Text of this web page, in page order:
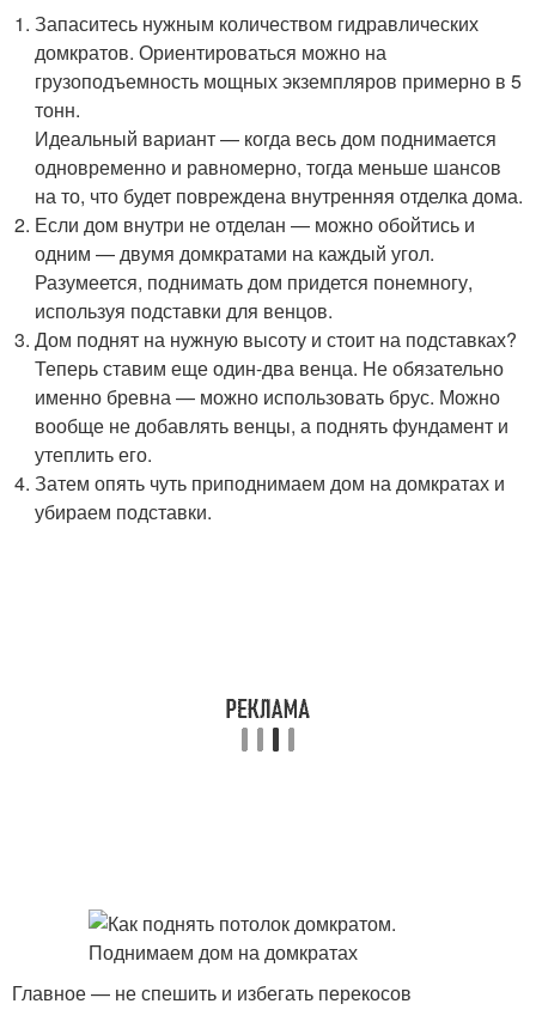
Запаситесь нужным количеством гидравлических
домкратов. Ориентироваться можно на
грузоподъемность мощных экземпляров примерно в 5
тонн.
Идеальный вариант — когда весь дом поднимается
одновременно и равномерно, тогда меньше шансов
на то, что будет повреждена внутренняя отделка дома.
Если дом внутри не отделан — можно обойтись и
одним — двумя домкратами на каждый угол.
Разумеется, поднимать дом придется понемногу,
используя подставки для венцов.
Дом поднят на нужную высоту и стоит на подставках?
Теперь ставим еще один-два венца. Не обязательно
именно бревна — можно использовать брус. Можно
вообще не добавлять венцы, а поднять фундамент и
утеплить его.
Затем опять чуть приподнимаем дом на домкратах и
убираем подставки.
Главное — не спешить и избегать перекосов